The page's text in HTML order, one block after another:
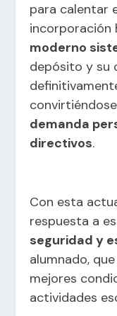
para calentar
incorporación
moderno
depósito y su
demanda
directivos.
Con esta
respuesta a
seguridad y
alumnado,
mejores
actividades